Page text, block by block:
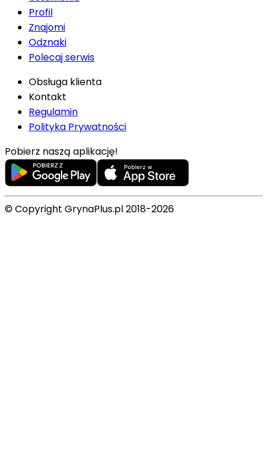
Profil
Znajomi
Odznaki
Polecaj serwis
Obsługa klienta
Kontakt
Regulamin
Polityka Prywatności
Pobierz naszą aplikację!
© Copyright GrynaPlus.pl 2018-2026